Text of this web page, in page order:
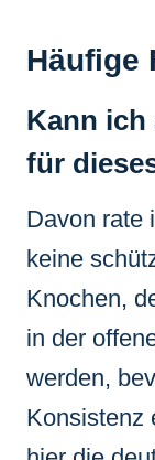
Häufige
Kann ich
für
Davon rate
keine
Knochen,
in der
werden,
Konsistenz